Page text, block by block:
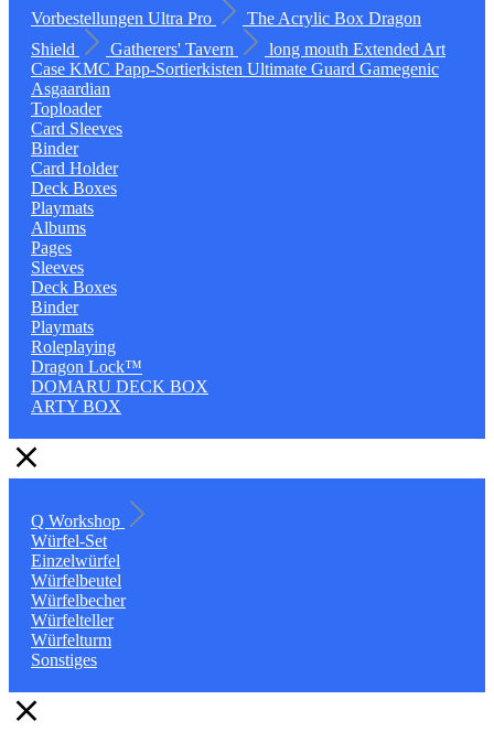
Vorbestellungen Ultra Pro The Acrylic Box Dragon
Shield
Gatherers' Tavern long mouth Extended Art
Case KMC Papp-Sortierkisten Ultimate Guard Gamegenic
Asgaardian
Toploader
Card Sleeves
Binder
Card Holder
Deck Boxes
Playmats
Albums
Pages
Sleeves
Deck Boxes
Binder
Playmats
Roleplaying
Dragon Lock™
DOMARU DECK BOX
ARTY BOX
Q Workshop
Würfel-Set
Einzelwürfel
Würfelbeutel
Würfelbecher
Würfelteller
Würfelturm
Sonstiges